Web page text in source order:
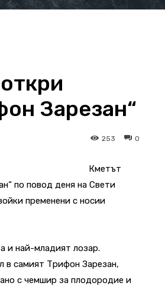
Зарезан“
0
253
Кметът
по повод деня на Свети
пременени с носии
и най-младият лозар.
в самият Трифон Зарезан,
с чемшир за плодородие и